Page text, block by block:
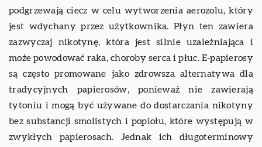
podgrzewają ciecz w celu wytworzenia aerozolu, który
jest wdychany przez użytkownika. Płyn ten zawiera
zazwyczaj nikotynę, która jest silnie uzależniająca i
może powodować raka, choroby serca i płuc. E-papierosy
są często promowane jako zdrowsza alternatywa dla
tradycyjnych papierosów, ponieważ nie zawierają
tytoniu i mogą być używane do dostarczania nikotyny
bez substancji smolistych i popiołu, które występują w
zwykłych papierosach. Jednak ich długoterminowy